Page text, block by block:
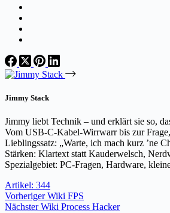
Jimmy Stack
Jimmy liebt Technik – und erklärt sie so,
Vom USB-C-Kabel-Wirrwarr bis zur
Lieblingssatz: „Warte, ich mach kurz ’ne
Stärken: Klartext statt Kauderwelsch,
Spezialgebiet: PC-Fragen, Hardware,
Artikel: 344
VorherigerWiki FPS
NächsterWiki Process Hacker